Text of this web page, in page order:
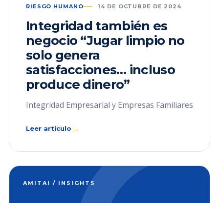
RIESGO HUMANO 14 DE OCTUBRE DE 2024
Integridad también es
negocio “Jugar limpio no
solo genera
satisfacciones… incluso
produce dinero”
Integridad Empresarial y Empresas Familiares
Leer artículo →
AMITAI / INSIGHTS